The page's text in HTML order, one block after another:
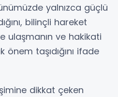
yalnızca güçlü
bilinçli hareket
ulaşmanın ve hakikati
taşıdığını ifade
dikkat çeken